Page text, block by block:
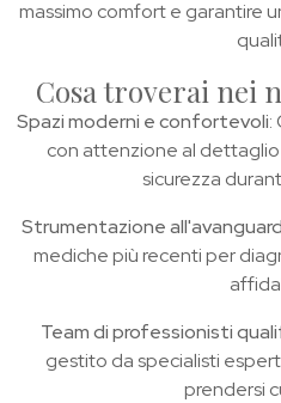
massimo comfort e garantire
Cosa troverai nei
Spazi moderni e confortevoli:
con attenzione al
sicurezza
Strumentazione
mediche più recenti per
Team di professionisti
gestito da specialisti
prendersi